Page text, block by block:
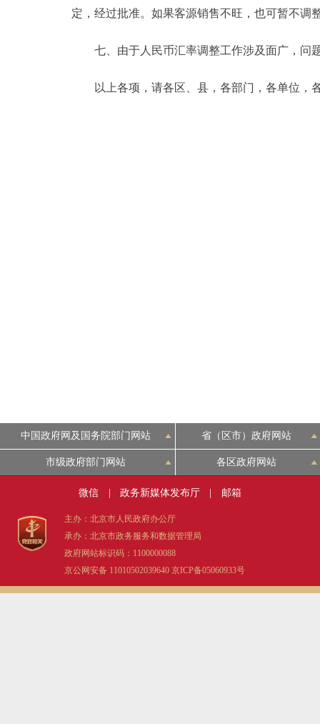
定，经过批准。如果客源销售不旺，也可暂不调
七、由于人民币汇率调整工作涉及面广，问题
以上各项，请各区、县，各部门，各单位，
中国政府网及国务院部门网站 省（区市）政府网站
市级政府部门网站 各区政府网站
微信 政务新媒体发布厅 邮箱
主办：北京市人民政府办公厅
承办：北京市政务服务和数据管理局
政府网站标识码：1100000088
京公网安备 11010502039640 京ICP备05060933号